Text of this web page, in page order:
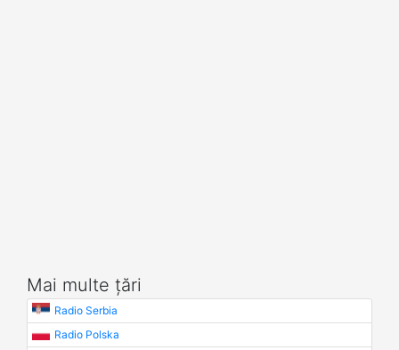
Mai multe țări
Radio Serbia
Radio Polska